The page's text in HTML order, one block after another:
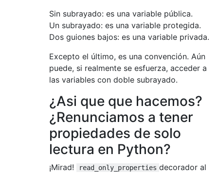
Sin subrayado: es una variable pública.
Un subrayado: es una variable protegida.
Dos guiones bajos: es una variable privada.
Excepto el último, es una convención. Aún
puede, si realmente se esfuerza, acceder a
las variables con doble subrayado.
¿Asi que que hacemos?
¿Renunciamos a tener
propiedades de solo
lectura en Python?
¡Mirad! read_only_properties decorador al